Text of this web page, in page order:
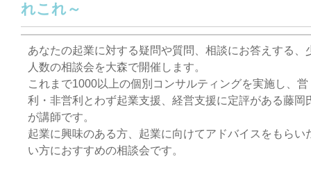
れこれ～
あなたの起業に対する疑問や質問、相談にお答えする、
人数の相談会を大森で開催します。
これまで1000以上の個別コンサルティングを実施し、営
利・非営利とわず起業支援、経営支援に定評がある藤岡
が講師です。
起業に興味のある方、起業に向けてアドバイスをもらい
い方におすすめの相談会です。